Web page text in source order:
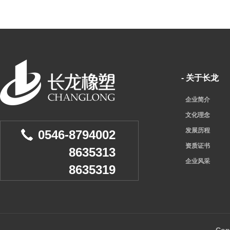
0546-8794002
8635313
8635319
- 关于长龙
企业简介
文化理念
发展历程
资质证书
企业风采